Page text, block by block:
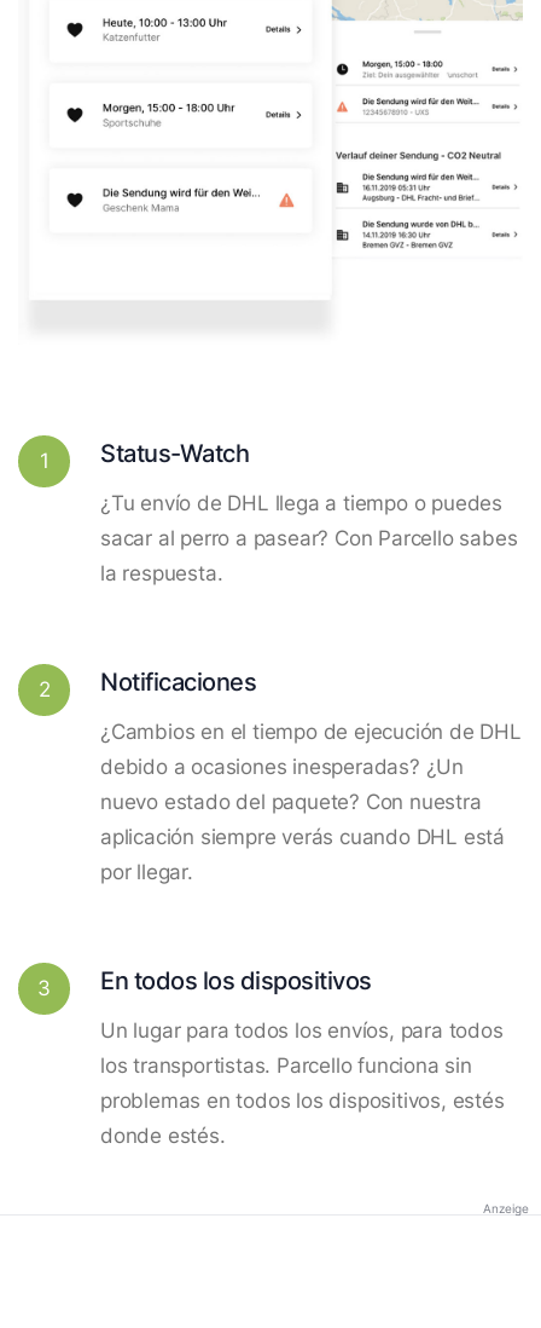
1 Status-Watch
¿Tu envío de DHL llega a tiempo o puedes
sacar al perro a pasear? Con Parcello sabes
la respuesta.
2 Notificaciones
¿Cambios en el tiempo de ejecución de DHL
debido a ocasiones inesperadas? ¿Un
nuevo estado del paquete? Con nuestra
aplicación siempre verás cuando DHL está
por llegar.
3 En todos los dispositivos
Un lugar para todos los envíos, para todos
los transportistas. Parcello funciona sin
problemas en todos los dispositivos, estés
donde estés.
Anzeige